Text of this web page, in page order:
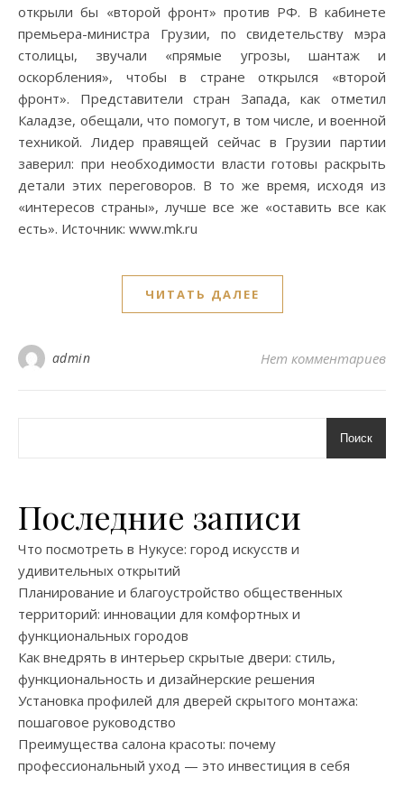
открыли бы «второй фронт» против РФ. В кабинете
премьера-министра Грузии, по свидетельству мэра
столицы, звучали «прямые угрозы, шантаж и
оскорбления», чтобы в стране открылся «второй
фронт». Представители стран Запада, как отметил
Каладзе, обещали, что помогут, в том числе, и военной
техникой. Лидер правящей сейчас в Грузии партии
заверил: при необходимости власти готовы раскрыть
детали этих переговоров. В то же время, исходя из
«интересов страны», лучше все же «оставить все как
есть». Источник: www.mk.ru
ЧИТАТЬ ДАЛЕЕ
admin Нет комментариев
Поиск
Последние записи
Что посмотреть в Нукусе: город искусств и
удивительных открытий
Планирование и благоустройство общественных
территорий: инновации для комфортных и
функциональных городов
Как внедрять в интерьер скрытые двери: стиль,
функциональность и дизайнерские решения
Установка профилей для дверей скрытого монтажа:
пошаговое руководство
Преимущества салона красоты: почему
профессиональный уход — это инвестиция в себя